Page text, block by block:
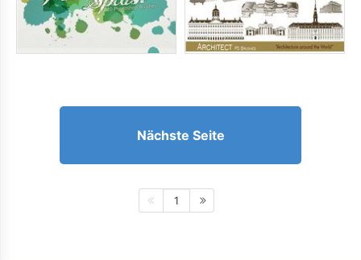
Nächste Seite
1